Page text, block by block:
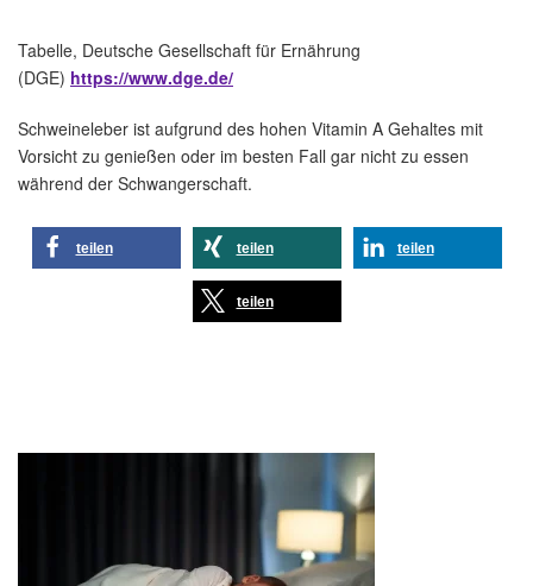
Tabelle, Deutsche Gesellschaft für Ernährung
(DGE) https://www.dge.de/
Schweineleber ist aufgrund des hohen Vitamin A Gehaltes mit
Vorsicht zu genießen oder im besten Fall gar nicht zu essen
während der Schwangerschaft.
teilen teilen teilen
teilen